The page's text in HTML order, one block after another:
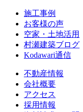
施工事例
お客様の声
空家・土地活用
村瀬建築ブログ
Kodawari通信
不動産情報
会社概要
アクセス
採用情報